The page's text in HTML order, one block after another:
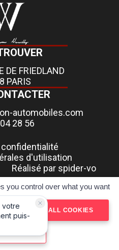
DE FRIEDLAND
PARIS
automobiles.com
28 56
d'utilisation
Réalisé par spider-vo
la marche ou le vélo
you control over what you want
DENY ALL COOKIES